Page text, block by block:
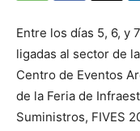
Entre los días 5, 6, y
ligadas al sector de
Centro de Eventos
de la Feria de
Suministros, FIVES